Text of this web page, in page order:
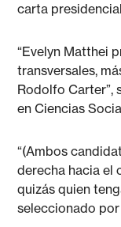
carta
“Evelyn Matthei
transversales,
Rodolfo Carter”,
en Ciencias
“(Ambos
derecha hacia el
quizás quien
seleccionado por